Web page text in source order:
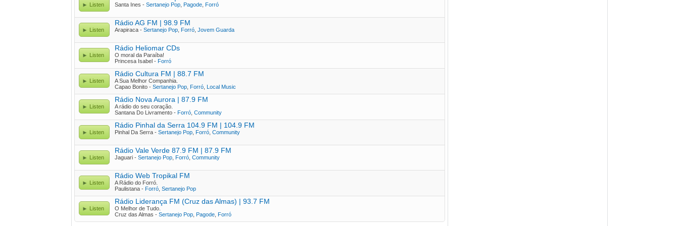
Listen Santa Ines - Sertanejo Pop Pagode Forró
Listen
Rádio AG FM | 98.9 FM
Arapiraca - Sertanejo Pop Forró Jovem Guarda
Listen
Rádio Heliomar CDs
O moral da Paraíba!
Princesa Isabel - Forró
Listen
Rádio Cultura FM | 88.7 FM
A Sua Melhor Companhia.
Capao Bonito - Sertanejo Pop Forró Local Music
Listen
Rádio Nova Aurora | 87.9 FM
A rádio do seu coração.
Santana Do Livramento - Forró Community
Listen
Rádio Pinhal da Serra 104.9 FM | 104.9 FM
Pinhal Da Serra - Sertanejo Pop Forró Community
Listen
Rádio Vale Verde 87.9 FM | 87.9 FM
Jaguari - Sertanejo Pop Forró Community
Listen
Rádio Web Tropikal FM
A Rádio do Forró.
Paulistana - Forró Sertanejo Pop
Listen
Rádio Liderança FM (Cruz das Almas) | 93.7 FM
O Melhor de Tudo.
Cruz das Almas - Sertanejo Pop Pagode Forró